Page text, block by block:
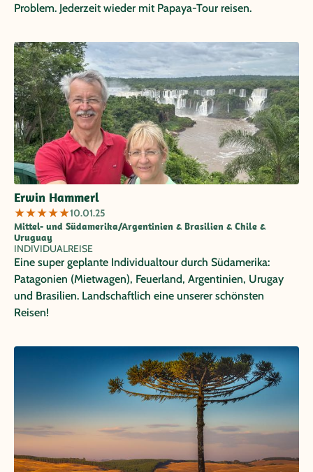
Problem. Jederzeit wieder mit Papaya-Tour reisen.
Erwin Hammerl
★★★★★10.01.25
Mittel- und Südamerika/Argentinien & Brasilien & Chile &
Uruguay
INDIVIDUALREISE
Eine super geplante Individualtour durch Südamerika:
Patagonien (Mietwagen), Feuerland, Argentinien, Urugay
und Brasilien. Landschaftlich eine unserer schönsten
Reisen!